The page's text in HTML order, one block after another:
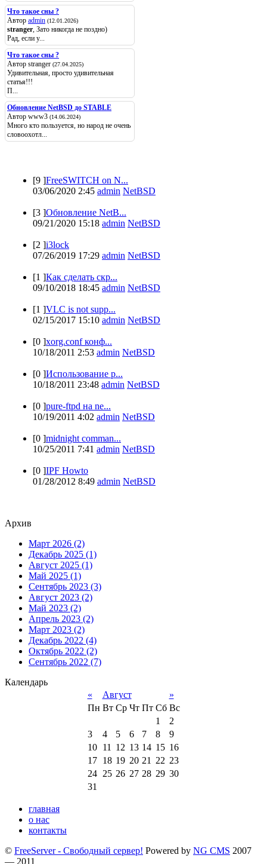
Что такое сны ?
Автор admin (12.01.2026)
stranger, Зато никогда не поздно)
Рад, если у...
Что такое сны ?
Автор stranger (27.04.2025)
Удивительная, просто удивительная
статья!!!
П...
Обновление NetBSD до STABLE
Автор www3 (14.06.2024)
Много кто пользуется, но народ не очень
словоохотл...
[9 ]FreeSWITCH on N...
03/06/2020 2:45 admin NetBSD
[3 ]Обновление NetB...
09/21/2020 15:18 admin NetBSD
[2 ]i3lock
07/26/2019 17:29 admin NetBSD
[1 ]Как сделать скр...
09/10/2018 18:45 admin NetBSD
[1 ]VLC is not supp...
02/15/2017 15:10 admin NetBSD
[0 ]xorg.conf конф...
10/18/2011 2:53 admin NetBSD
[0 ]Использование p...
10/18/2011 23:48 admin NetBSD
[0 ]pure-ftpd на ne...
10/19/2011 4:02 admin NetBSD
[0 ]midnight comman...
10/25/2011 7:41 admin NetBSD
[0 ]IPF Howto
01/28/2012 8:49 admin NetBSD
Архив
Март 2026 (2)
Декабрь 2025 (1)
Август 2025 (1)
Май 2025 (1)
Сентябрь 2023 (3)
Август 2023 (2)
Май 2023 (2)
Апрель 2023 (2)
Март 2023 (2)
Декабрь 2022 (4)
Октябрь 2022 (2)
Сентябрь 2022 (7)
Календарь
«
Август
»
Пн Вт Ср Чт Пт Сб Вс
1
2
3
4 5 6 7 8
9
10
11 12 13 14 15 16
17
18 19 20 21 22 23
24
25 26 27 28 29 30
31
главная
о нас
контакты
© FreeServer - Свободный сервер! Powered by NG CMS 2007
— 2011